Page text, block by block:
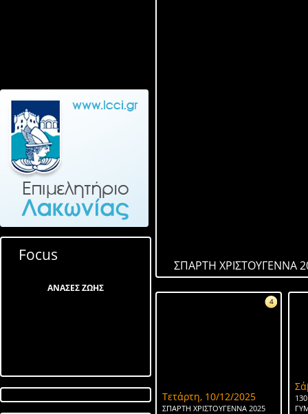
Focus
ΑΝΑΣΕΣ ΖΩΗΣ
ΣΠΑΡΤΗ ΧΡΙΣΤΟΥΓΕΝΝΑ
4
Τετάρτη, 10/12/2025
ΣΠΑΡΤΗ ΧΡΙΣΤΟΥΓΕΝΝΑ 2025